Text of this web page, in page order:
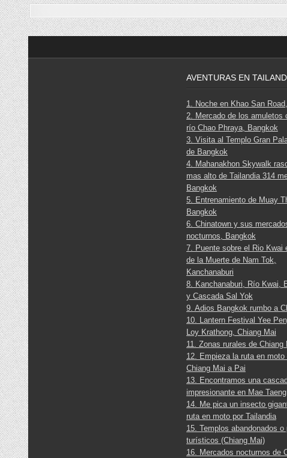
AVENTURAS EN
1. Noche en Khao San
2. Mercado de los amuletos
río Chao Phraya, Bangkok
3. Visita al Templo Gran
de Bangkok
4. Mahanakhon Skywalk
mas alto de Tailandia 314
Bangkok
5. Entrenamiento de Muay
Bangkok
6. Chinatown y sus
nocturnos, Bangkok
7. Puente sobre el Rio Kwai
de la Muerte de Nam Tok,
Kanchanaburi
8. Kanchanaburi, Río Kwai,
y Cascada Sal Yok
9. Adios Bangkok rumbo a
10. Lantern Festival Yee
Loy Krathong, Chiang Mai
11. Zonas rurales de Chiang
12. Empieza la ruta en moto
Chiang Mai a Pai
13. Encontramos una
impresionante en Mae Taeng
14. Me pica un insecto
ruta en moto por Tailandia
15. Templos abandonados o
turísticos (Chiang Mai)
16. Mercados nocturnos de